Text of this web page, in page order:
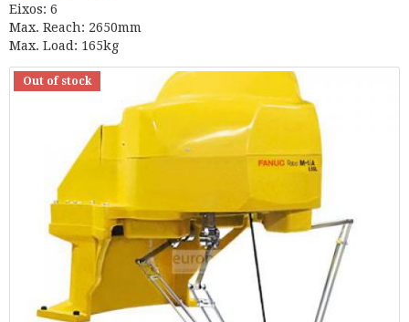
Eixos: 6
Max. Reach: 2650mm
Max. Load: 165kg
Out of stock